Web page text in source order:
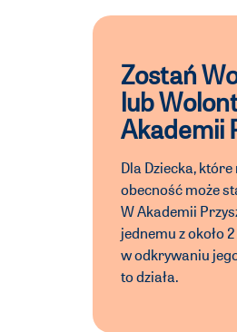
Zostań
lub
Akademii
Dla Dziecka,
obecność może
W Akademii
jednemu z około
w odkrywaniu
to działa.